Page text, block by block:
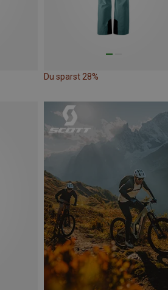
Du sparst 28%